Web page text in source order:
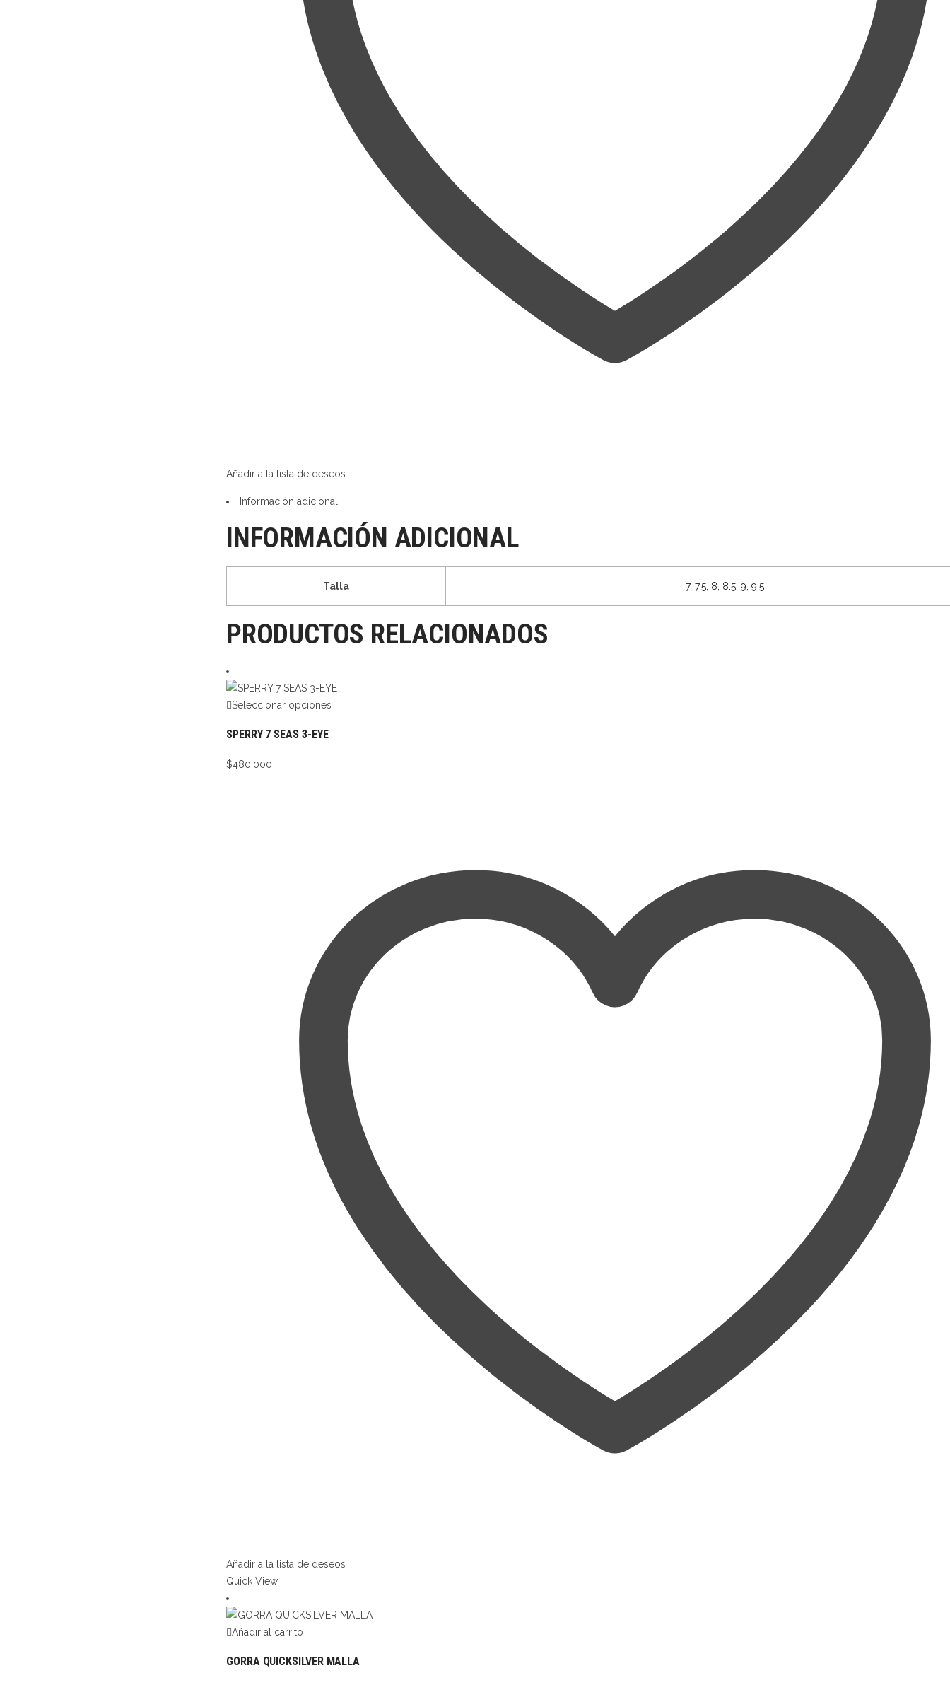
Añadir a la lista de deseos
Información adicional
INFORMACIÓN ADICIONAL
Talla 7, 7.5, 8, 8.5, 9, 9.5
PRODUCTOS RELACIONADOS
Seleccionar opciones
SPERRY 7 SEAS 3-EYE
$480,000
Añadir a la lista de deseos
Quick View
Añadir al carrito
GORRA QUICKSILVER MALLA